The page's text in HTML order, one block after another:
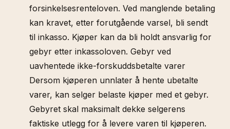
forsinkelsesrenteloven. Ved manglende betaling
kan kravet, etter forutgående varsel, bli sendt
til inkasso. Kjøper kan da bli holdt ansvarlig for
gebyr etter inkassoloven. Gebyr ved
uavhentede ikke-forskuddsbetalte varer
Dersom kjøperen unnlater å hente ubetalte
varer, kan selger belaste kjøper med et gebyr.
Gebyret skal maksimalt dekke selgerens
faktiske utlegg for å levere varen til kjøperen.